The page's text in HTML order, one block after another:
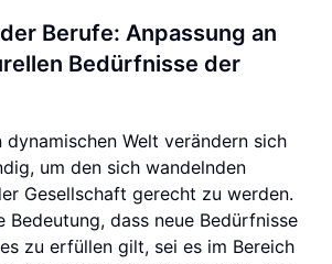
Berufe: Anpassung an
Bedürfnisse der
dynamischen Welt verändern sich
um den sich wandelnden
Gesellschaft gerecht zu werden.
Bedeutung, dass neue Bedürfnisse
zu erfüllen gilt, sei es im Bereich